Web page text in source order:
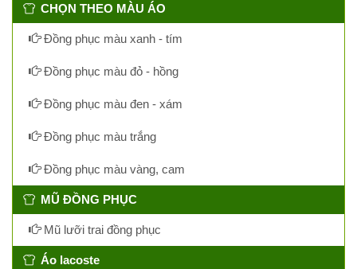
CHỌN THEO MÀU ÁO
Đồng phục màu xanh - tím
Đồng phục màu đỏ - hồng
Đồng phục màu đen - xám
Đồng phục màu trắng
Đồng phục màu vàng, cam
MŨ ĐỒNG PHỤC
Mũ lưỡi trai đồng phục
Áo lacoste